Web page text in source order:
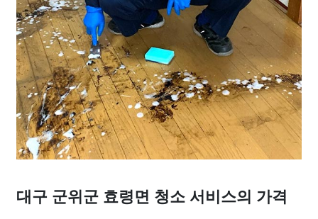
대구 군위군 효령면 청소 서비스의 가격